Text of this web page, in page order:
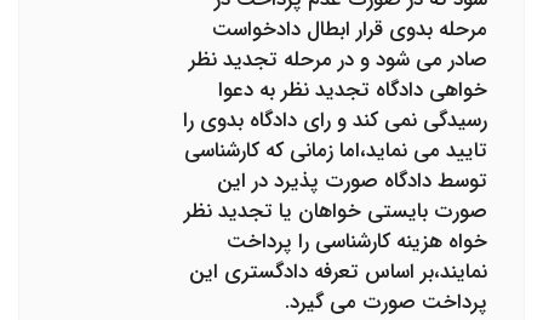
مرحله بدوی قرار ابطال دادخواست
صادر می شود و در مرحله تجدید نظر
خواهی دادگاه تجدید نظر به دعوا
رسیدگی نمی کند و رای دادگاه بدوی را
تایید می نماید،اما زمانی که کارشناسی
توسط دادگاه صورت پذیرد در این
صورت بایستی خواهان یا تجدید نظر
خواه هزینه کارشناسی را پرداخت
نمایند،بر اساس تعرفه دادگستری این
پرداخت صورت می گیرد.